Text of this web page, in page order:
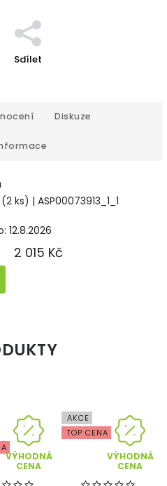
Sdílet
Diskuze
(2 ks) | ASP00073913_1_1
12.8.2026
2 015 Kč
VÝHODNÁ
CENA
AKCE
TOP CENA
VÝHODNÁ
CENA